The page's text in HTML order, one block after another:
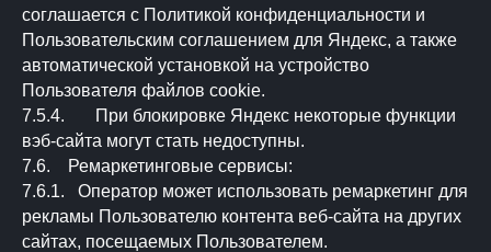
соглашается с Политикой конфиденциальности и
Пользовательским соглашением для Яндекс, а также
автоматической установкой на устройство
Пользователя файлов сookie.
7.5.4. При блокировке Яндекс некоторые функции
вэб-сайта могут стать недоступны.
7.6. Ремаркетинговые сервисы:
7.6.1. Оператор может использовать ремаркетинг для
рекламы Пользователю контента веб-сайта на других
сайтах, посещаемых Пользователем.